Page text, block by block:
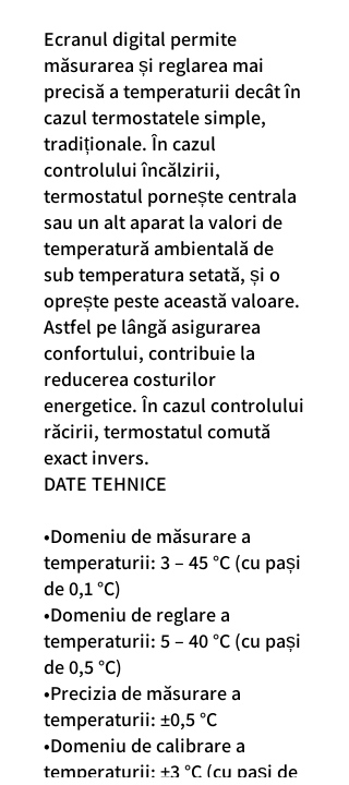
Ecranul digital permite
măsurarea și reglarea mai
precisă a temperaturii decât în
cazul termostatele simple,
tradiționale. În cazul
controlului încălzirii,
termostatul pornește centrala
sau un alt aparat la valori de
temperatură ambientală de
sub temperatura setată, și o
oprește peste această valoare.
Astfel pe lângă asigurarea
confortului, contribuie la
reducerea costurilor
energetice. În cazul controlului
răcirii, termostatul comută
exact invers.
DATE TEHNICE
•Domeniu de măsurare a
temperaturii: 3 – 45 °C (cu pași
de 0,1 °C)
•Domeniu de reglare a
temperaturii: 5 – 40 °C (cu pași
de 0,5 °C)
•Precizia de măsurare a
temperaturii: ±0,5 °C
•Domeniu de calibrare a
temperaturii: ±3 °C (cu pași de